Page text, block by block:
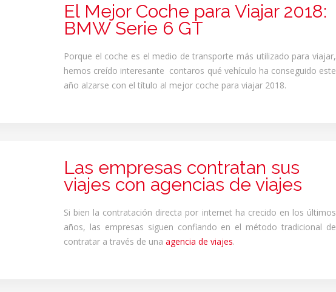
El Mejor Coche para Viajar 2018:
BMW Serie 6 GT
Porque el coche es el medio de transporte más utilizado para viajar,
hemos creído interesante contaros qué vehículo ha conseguido este
año alzarse con el título al mejor coche para viajar 2018.
Las empresas contratan sus
viajes con agencias de viajes
Si bien la contratación directa por internet ha crecido en los últimos
años, las empresas siguen confiando en el método tradicional de
contratar a través de una agencia de viajes.